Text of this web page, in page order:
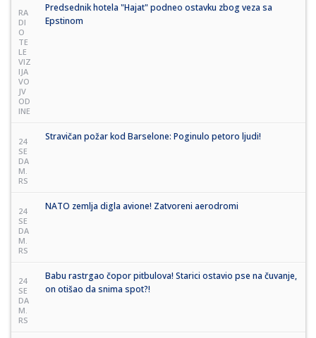
RA
DI
O
TE
LE
VIZ
IJA
VO
JV
OD
INE
Predsednik hotela "Hajat" podneo ostavku zbog veza sa
Epstinom
24
SE
DA
M.
RS
Stravičan požar kod Barselone: Poginulo petoro ljudi!
24
SE
DA
M.
RS
NATO zemlja digla avione! Zatvoreni aerodromi
24
SE
DA
M.
RS
Babu rastrgao čopor pitbulova! Starici ostavio pse na čuvanje,
on otišao da snima spot?!